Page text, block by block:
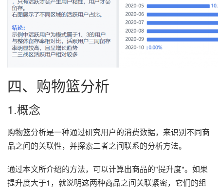
四、购物篮分析
1.概念
购物篮分析是一种通过研究用户的消费数据，来识别不同商
品之间的关联性，并探索二者之间联系的分析方法。
通过本文所介绍的方法，可以计算出商品的"提升度"。如果
提升度大于1，就说明这两种商品之间关联紧密，它们的组